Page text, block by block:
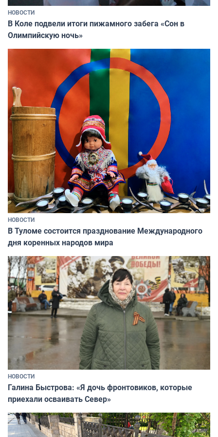
НОВОСТИ
В Коле подвели итоги пижамного забега «Сон в
Олимпийскую ночь»
НОВОСТИ
В Туломе состоится празднование Международного
дня коренных народов мира
НОВОСТИ
Галина Быстрова: «Я дочь фронтовиков, которые
приехали осваивать Север»